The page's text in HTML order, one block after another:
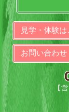
見学・体験は
お問い合わせ
【